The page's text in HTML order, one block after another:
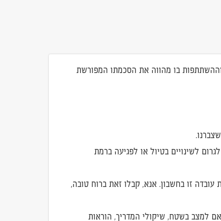
בו מהווה את הסכמתו המפורשת
לשינויים בטיול או לפגיעה ברמת
עובדה זו בחשבון. אנא, קבלו זאת ברוח טובה,
למצב בשטח, שיקולי המדריך, הוראות